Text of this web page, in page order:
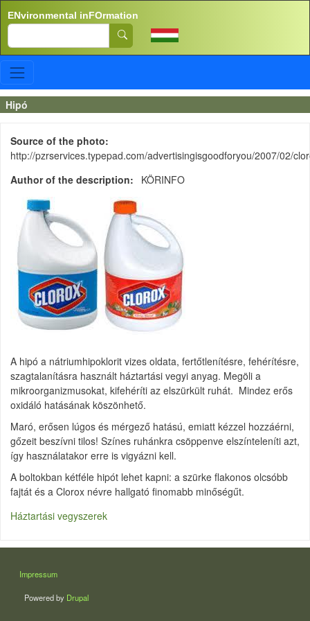
ENvironmental inFOrmation
Search
Hipó
Source of the photo
http://pzrservices.typepad.com/advertisingisgoodforyou/2007/02/
Author of the description
KÖRINFO
A hipó a nátriumhipoklorit vizes oldata, fertőtlenítésre, fehérítésre,
szagtalanításra használt háztartási vegyi anyag. Megöli a
mikroorganizmusokat, kifehéríti az elszürkült ruhát. Mindez erős
oxidáló hatásának köszönhető.
Maró, erősen lúgos és mérgező hatású, emiatt kézzel hozzáérni,
gőzeit beszívni tilos! Színes ruhánkra csöppenve elszínteleníti azt,
így használatakor erre is vigyázni kell.
A boltokban kétféle hipót lehet kapni: a szürke flakonos olcsóbb
fajtát és a Clorox névre hallgató finomabb minőségűt.
Háztartási vegyszerek
LÁBLÉC
Impressum
Powered by Drupal